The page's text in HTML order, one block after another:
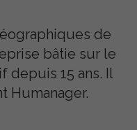
de
bâtie sur le
depuis 15 ans. Il
Humanager.